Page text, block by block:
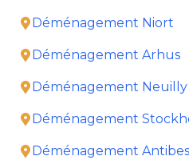
Déménagement Niort
Déménagement Arhus
Déménagement Neuilly
Déménagement
Déménagement Antibes